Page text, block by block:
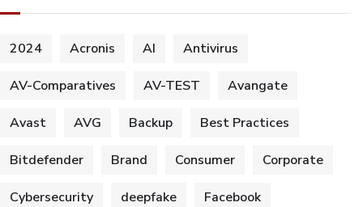
2024 Acronis AI Antivirus
AV-Comparatives AV-TEST Avangate
Avast AVG Backup Best Practices
Bitdefender Brand Consumer Corporate
Cybersecurity deepfake Facebook